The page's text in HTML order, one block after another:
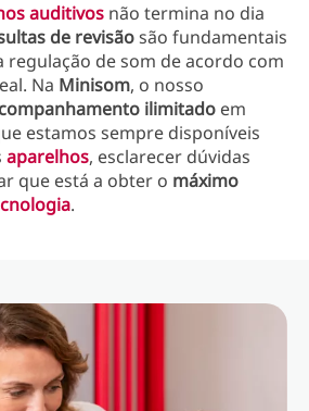
auditivos não termina no dia
de revisãosão fundamentais
regulação de som de acordo com
Na Minisom, o nosso
ilimitado em
estamos sempre disponíveis
aparelhos, esclarecer dúvidas
que está a obter o máximo
.